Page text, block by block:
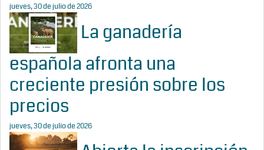
jueves, 30 de julio de 2026
La ganadería
española afronta una
creciente presión sobre los
precios
jueves, 30 de julio de 2026